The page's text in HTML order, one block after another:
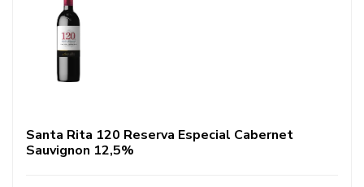
Santa Rita 120 Reserva Especial Cabernet
Sauvignon 12,5%